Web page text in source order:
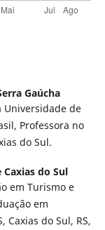
Gaúcha
Universidade de
Professora no
do Sul.
do Sul
em Turismo e
em
Caxias do Sul, RS,